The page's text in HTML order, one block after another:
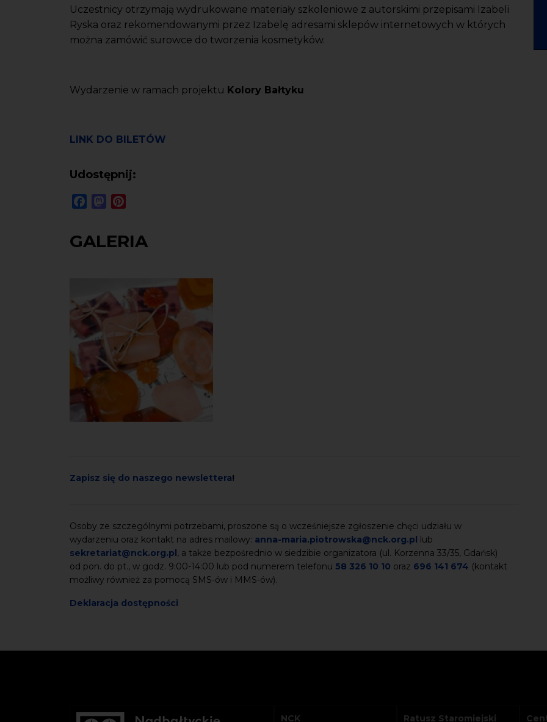
Uczestnicy otrzymają wydrukowane materiały szkoleniowe z autorskimi przepisami Izabeli
Ryska oraz rekomendowanymi przez Izabelę adresami sklepów internetowych w których
można zamówić surowce do tworzenia kosmetyków.
Wydarzenie w ramach projektu Kolory Bałtyku
LINK DO BILETÓW
Udostępnij:
FacebookMastodon
GALERIA
Zapisz się do naszego newslettera!
Osoby ze szczególnymi potrzebami, proszone są o wcześniejsze zgłoszenie chęci udziału w
wydarzeniu oraz kontakt na adres mailowy: anna-maria.piotrowska@nck.org.pl lub
sekretariat@nck.org.pl, a także bezpośrednio w siedzibie organizatora (ul. Korzenna 33/35, Gdańsk)
od pon. do pt., w godz. 9:00-14:00 lub pod numerem telefonu 58 326 10 10 oraz 696 141 674 (kontakt
możliwy również za pomocą SMS-ów i MMS-ów).
Deklaracja dostępności
NCK Ratusz Staromiejski